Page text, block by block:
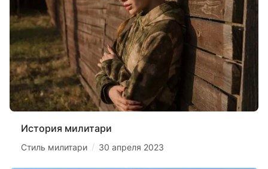
История милитари
Стиль милитари / 30 апреля 2023